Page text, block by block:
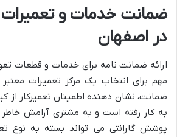
ضمانت خدمات و
در اصفهان
ارائه ضمانت نامه برای خدمات و قطعات
مهم برای انتخاب یک مرکز تعمیرات
ضمانت، نشان دهنده اطمینان تعمیرکار از
به کار رفته است و به مشتری آرامش
پوشش گارانتی می تواند بسته به نوع